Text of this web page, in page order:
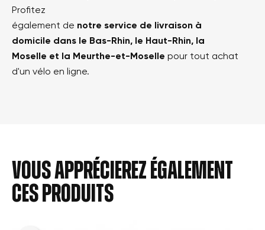
Profitez
également de notre service de livraison à
domicile dans le Bas-Rhin, le Haut-Rhin, la
Moselle et la Meurthe-et-Moselle pour tout achat
d'un vélo en ligne.
Vous apprécierez également
ces produits